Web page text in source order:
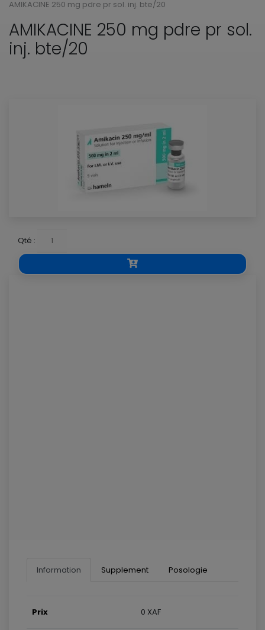
AMIKACINE 250 mg pdre pr sol. inj. bte/20
AMIKACINE 250 mg pdre pr sol.
inj. bte/20
Qté :
Information Supplement Posologie
Prix 0 XAF